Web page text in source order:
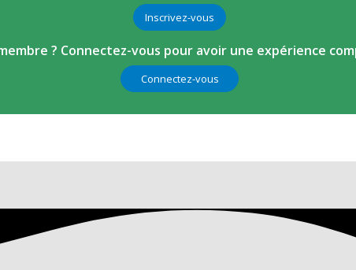
Inscrivez-vous
? Connectez-vous pour avoir une expérience
Connectez-vous